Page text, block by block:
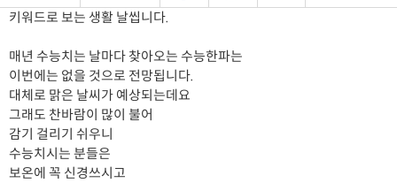
키워드로 보는 생활 날씹니다.
매년 수능치는 날마다 찾아오는 수능한파는
이번에는 없을 것으로 전망됩니다.
대체로 맑은 날씨가 예상되는데요
그래도 찬바람이 많이 불어
감기 걸리기 쉬우니
수능치시는 분들은
보온에 꼭 신경쓰시고